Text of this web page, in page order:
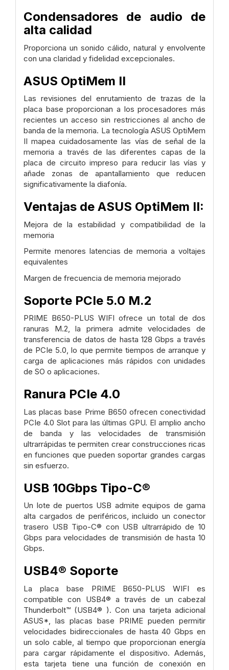
Condensadores de audio de
alta calidad
Proporciona un sonido cálido, natural y envolvente
con una claridad y fidelidad excepcionales.
ASUS OptiMem II
Las revisiones del enrutamiento de trazas de la
placa base proporcionan a los procesadores más
recientes un acceso sin restricciones al ancho de
banda de la memoria. La tecnología ASUS OptiMem
II mapea cuidadosamente las vías de señal de la
memoria a través de las diferentes capas de la
placa de circuito impreso para reducir las vías y
añade zonas de apantallamiento que reducen
significativamente la diafonía.
Ventajas de ASUS OptiMem II:
Mejora de la estabilidad y compatibilidad de la
memoria
Permite menores latencias de memoria a voltajes
equivalentes
Margen de frecuencia de memoria mejorado
Soporte PCIe 5.0 M.2
PRIME B650-PLUS WIFI ofrece un total de dos
ranuras M.2, la primera admite velocidades de
transferencia de datos de hasta 128 Gbps a través
de PCIe 5.0, lo que permite tiempos de arranque y
carga de aplicaciones más rápidos con unidades
de SO o aplicaciones.
Ranura PCIe 4.0
Las placas base Prime B650 ofrecen conectividad
PCIe 4.0 Slot para las últimas GPU. El amplio ancho
de banda y las velocidades de transmisión
ultrarrápidas te permiten crear construcciones ricas
en funciones que pueden soportar grandes cargas
sin esfuerzo.
USB 10Gbps Tipo-C®
Un lote de puertos USB admite equipos de gama
alta cargados de periféricos, incluido un conector
trasero USB Tipo-C® con USB ultrarrápido de 10
Gbps para velocidades de transmisión de hasta 10
Gbps.
USB4® Soporte
La placa base PRIME B650-PLUS WIFI es
compatible con USB4® a través de un cabezal
Thunderbolt™ (USB4® ). Con una tarjeta adicional
ASUS*, las placas base PRIME pueden permitir
velocidades bidireccionales de hasta 40 Gbps en
un solo cable, al tiempo que proporcionan energía
para cargar rápidamente el dispositivo. Además,
esta tarjeta tiene una función de conexión en